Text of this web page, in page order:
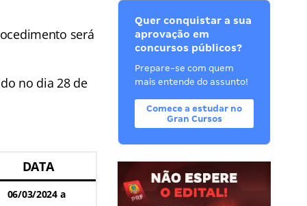
será
no dia 28 de
DATA
06/03/2024 a
Quer conquistar a sua
aprovação em
concursos públicos?
Prepare-se com quem
mais entende do assunto!
Comece a estudar no
Gran Cursos